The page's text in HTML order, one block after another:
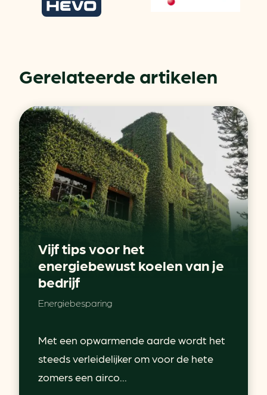
Gerelateerde artikelen
Vijf tips voor het
energiebewust koelen van je
bedrijf
Energiebesparing
Met een opwarmende aarde wordt het
steeds verleidelijker om voor de hete
zomers een airco...